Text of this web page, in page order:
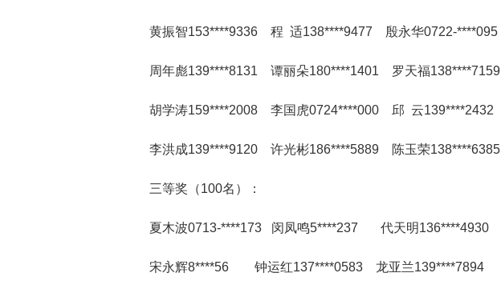
黄振智153****9336 程 适138****9477 殷永华0722-****095
周年彪139****8131 谭丽朵180****1401 罗天福138****7159
胡学涛159****2008 李国虎0724****000 邱 云139****2432
李洪成139****9120 许光彬186****5889 陈玉荣138****6385
三等奖（100名）：
夏木波0713-****173 闵凤鸣5****237 代天明136****4930
宋永辉8****56 钟运红137****0583 龙亚兰139****7894